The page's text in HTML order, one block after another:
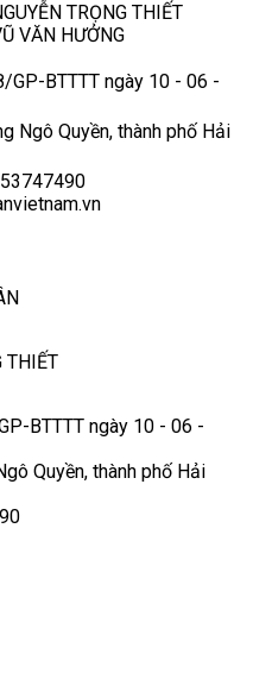
TRỌNG THIẾT
VĂN HƯỞNG
GP-BTTTT ngày 10 - 06 -
Ngô Quyền, thành phố Hải
THIẾT
BTTTT ngày 10 - 06 -
Quyền, thành phố Hải